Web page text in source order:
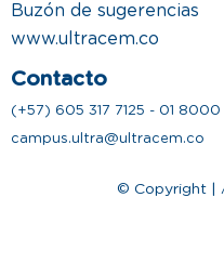
Buzón de sugerencias
www.ultracem.co
Contacto
(+57) 605 317 7125 - 01
campus.ultra@ultracem.co
© Copyright |